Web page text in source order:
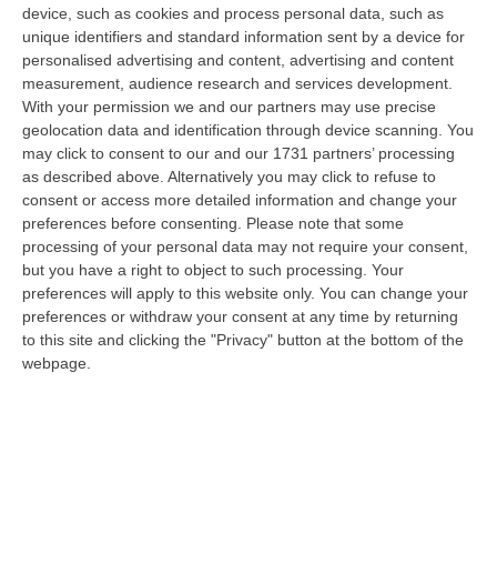
device, such as cookies and process personal data, such as
unique identifiers and standard information sent by a device for
personalised advertising and content, advertising and content
measurement, audience research and services development.
With your permission we and our partners may use precise
geolocation data and identification through device scanning. You
may click to consent to our and our 1731 partners’ processing
as described above. Alternatively you may click to refuse to
consent or access more detailed information and change your
preferences before consenting. Please note that some
processing of your personal data may not require your consent,
but you have a right to object to such processing. Your
preferences will apply to this website only. You can change your
preferences or withdraw your consent at any time by returning
to this site and clicking the "Privacy" button at the bottom of the
webpage.
operatodue volte a settimana, il mercoledì e
il sabato, offrendo nuove opportunità di
viaggio sia ai passeggeri calabresi che ai
turisti francesi desiderosi di scoprire la
nostra regione.
Con questa nuova rotta, easyJet rafforza
ulteriormente la sua presenza a Lamezia,
portando a cinque le destinazioni servite
dallo scalo calabrese.Dopo Milano
Malpensa, Ginevra, Basilea e il futuro nuovo
volo per Nizza (con partenza prevista il 23